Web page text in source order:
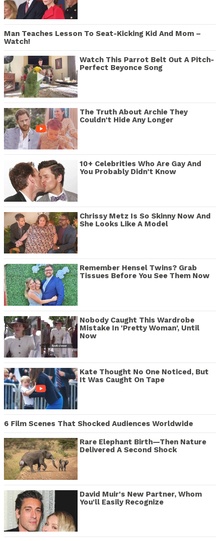
Man Teaches Lesson To Seat-Kicking Kid And Mom –
Watch!
Watch This Parrot Belt Out A Pitch-
Perfect Beyonce Song
The Truth About Archie They
Couldn't Hide Any Longer
10+ Celebrities Who Are Gay And
You Probably Didn't Know
Chrissy Metz Is So Skinny Now And
She Looks Like A Model
Remember Hensel Twins? Grab
Tissues Before You See Them Now
Nobody Caught This Wardrobe
Mistake In 'Pretty Woman', Until
Now
Kate Thought No One Noticed, But
It Was Caught On Tape
6 Film Scenes That Shocked Audiences Worldwide
Rare Elephant Birth—Then Nature
Delivered A Second Shock
David Muir's New Partner, Whom
You'll Easily Recognize